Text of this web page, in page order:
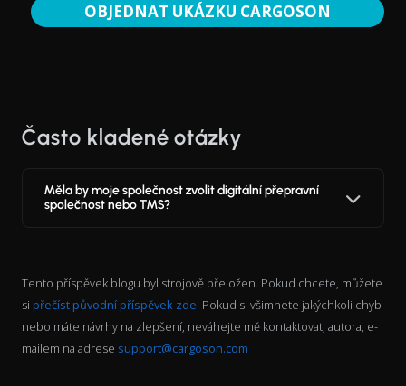
OBJEDNAT UKÁZKU CARGOSON
Často kladené otázky
Měla by moje společnost zvolit digitální přepravní
společnost nebo TMS?
Tento příspěvek blogu byl strojově přeložen. Pokud chcete, můžete
si přečíst původní příspěvek zde. Pokud si všimnete jakýchkoli chyb
nebo máte návrhy na zlepšení, neváhejte mě kontaktovat, autora, e-
mailem na adrese support@cargoson.com